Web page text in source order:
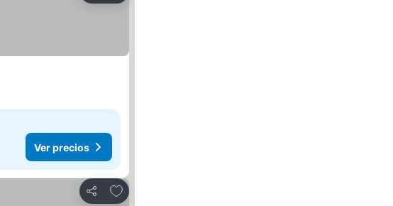
Ver precios
Compartir
Añadir a favoritos